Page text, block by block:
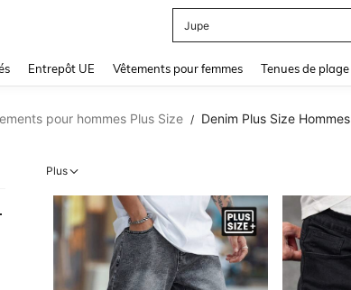
Jupe
Entrepôt UE Vêtements pour femmes Tenues de plage
pour hommes Plus Size / Denim Plus Size Hommes
Plus